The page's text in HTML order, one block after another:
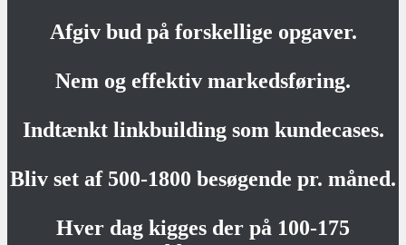
Afgiv bud på forskellige opgaver.
Nem og effektiv markedsføring.
Indtænkt linkbuilding som kundecases.
Bliv set af 500-1800 besøgende pr. måned.
Hver dag kigges der på 100-175